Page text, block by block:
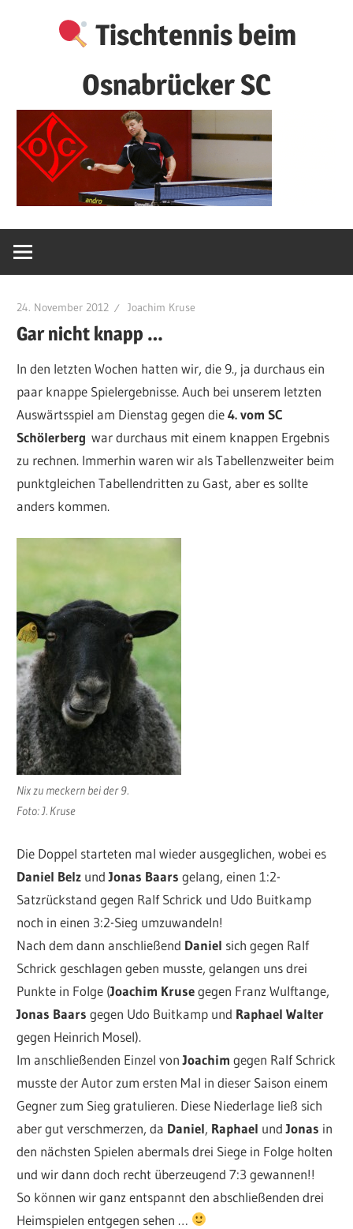
Tischtennis beim
Osnabrücker SC
24. November 2012 Joachim Kruse
Gar nicht knapp …
In den letzten Wochen hatten wir, die 9., ja durchaus ein
paar knappe Spielergebnisse. Auch bei unserem letzten
Auswärtsspiel am Dienstag gegen die4. vom SC
Schölerbergwar durchaus mit einem knappen Ergebnis
zu rechnen. Immerhin waren wir als Tabellenzweiter beim
punktgleichen Tabellendritten zu Gast, aber es sollte
anders kommen.
Nix zu meckern bei der 9.
Foto: J. Kruse
Die Doppel starteten mal wieder ausgeglichen, wobei es
Daniel Belz undJonas Baars gelang, einen 1:2-
Satzrückstand gegen Ralf Schrick und Udo Buitkamp
noch in einen 3:2-Sieg umzuwandeln!
Nach dem dann anschließend Daniel sich gegen Ralf
Schrick geschlagen geben musste, gelangen uns drei
Punkte in Folge (Joachim Krusegegen Franz Wulftange,
Jonas Baars gegen Udo Buitkamp und Raphael Walter
gegen Heinrich Mosel).
Im anschließenden Einzel vonJoachimgegen Ralf Schrick
musste der Autor zum ersten Mal in dieser Saison einem
Gegner zum Sieg gratulieren. Diese Niederlage ließ sich
aber gut verschmerzen, da Daniel, Raphael undJonas in
den nächsten Spielen abermals drei Siege in Folge holten
und wir dann doch recht überzeugend 7:3 gewannen!!
So können wir ganz entspannt den abschließenden drei
Heimspielen entgegen sehen …